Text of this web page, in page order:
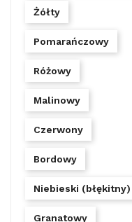
Żółty
Pomarańczowy
Różowy
Malinowy
Czerwony
Bordowy
Niebieski (błękitny)
Granatowy